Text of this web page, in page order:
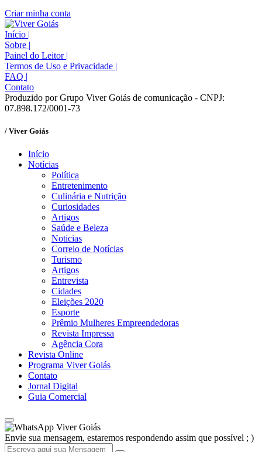
Criar minha conta
Início |
Sobre |
Painel do Leitor |
Termos de Uso e Privacidade |
FAQ |
Contato
Produzido por Grupo Viver Goiás de comunicação - CNPJ:
07.898.172/0001-73
/ Viver Goiás
Início
Notícias
Política
Entretenimento
Culinária e Nutrição
Curiosidades
Artigos
Saúde e Beleza
Noticias
Correio de Notícias
Turismo
Artigos
Entrevista
Cidades
Eleições 2020
Esporte
Prêmio Mulheres Empreendedoras
Revista Impressa
Agência Cora
Revista Online
Programa Viver Goiás
Contato
Jornal Digital
Guia Comercial
Viver Goiás
Envie sua mensagem, estaremos respondendo assim que possível ; )